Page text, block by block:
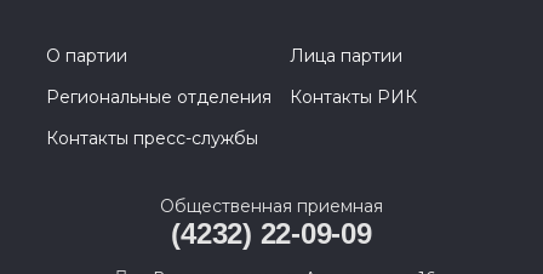
О партии
Лица партии
Региональные отделения
Контакты РИК
Контакты пресс-службы
Общественная приемная
(4232) 22-09-09